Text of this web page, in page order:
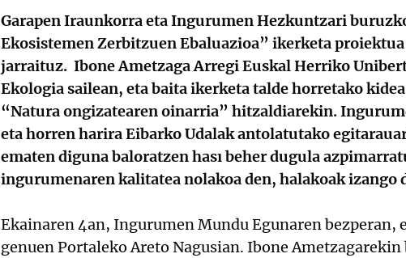
Garapen Iraunkorra eta Ingurumen Hezkuntzari
Ekosistemen Zerbitzuen Ebaluazioa” ikerketa
jarraituz. Ibone Ametzaga Arregi Euskal Herriko
Ekologia sailean, eta baita ikerketa talde horretako
“Natura ongizatearen oinarria” hitzaldiarekin.
eta horren harira Eibarko Udalak antolatutako
ematen diguna baloratzen hası beher dugula
ingurumenaren kalitatea nolakoa den, halakoak izango
Ekainaren 4an, Ingurumen Mundu Egunaren bezperan,
genuen Portaleko Areto Nagusian. Ibone